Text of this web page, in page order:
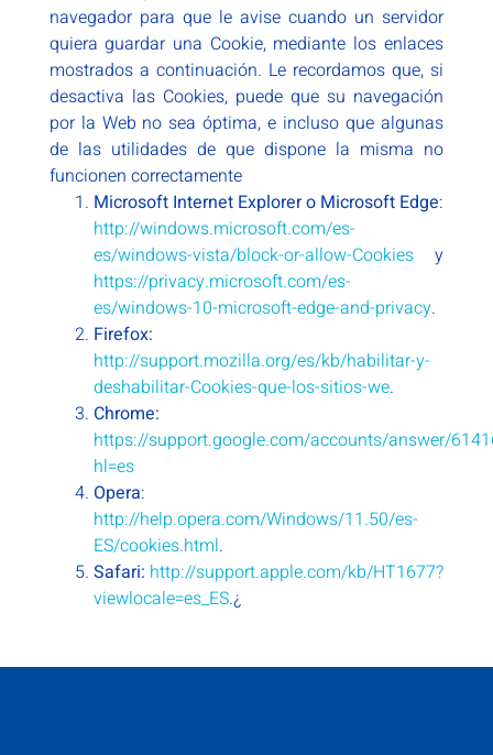
navegador para que le avise cuando un servidor
quiera guardar una Cookie, mediante los enlaces
mostrados a continuación. Le recordamos que, si
desactiva las Cookies, puede que su navegación
por la Web no sea óptima, e incluso que algunas
de las utilidades de que dispone la misma no
funcionen correctamente
Microsoft Internet Explorero Microsoft Edge:
http://windows.microsoft.com/es-
es/windows-vista/block-or-allow-Cookiesy
https://privacy.microsoft.com/es-
es/windows-10-microsoft-edge-and-privacy.
Firefox:
http://support.mozilla.org/es/kb/habilitar-y-
deshabilitar-Cookies-que-los-sitios-we.
Chrome:
https://support.google.com/accounts/answer/
hl=es
Opera:
http://help.opera.com/Windows/11.50/es-
ES/cookies.html.
Safari: http://support.apple.com/kb/HT1677?
viewlocale=es_ES.¿